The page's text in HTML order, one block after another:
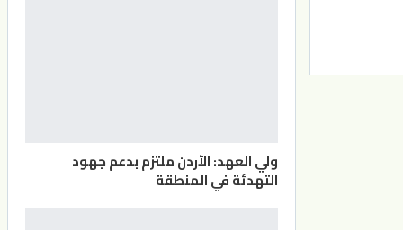
ولي العهد: الأردن ملتزم بدعم جهود
التهدئة في المنطقة